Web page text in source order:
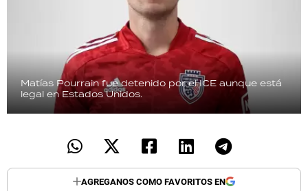
Matías Pourrain fue detenido por el ICE aunque está
legal en Estados Unidos.
AGREGANOS COMO FAVORITOS EN